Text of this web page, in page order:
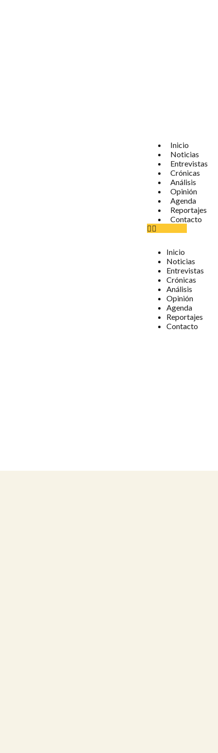
Inicio
Noticias
Entrevistas
Crónicas
Análisis
Opinión
Agenda
Reportajes
Contacto
Inicio
Noticias
Entrevistas
Crónicas
Análisis
Opinión
Agenda
Reportajes
Contacto